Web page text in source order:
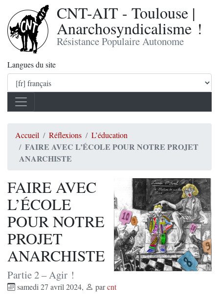
CNT-AIT - Toulouse |
Anarchosyndicalisme !
Résistance Populaire Autonome
Langues du site
Accueil Réflexions L’éducation
FAIRE AVEC L’ÉCOLE POUR NOTRE PROJET
ANARCHISTE
FAIRE AVEC
L’ÉCOLE
POUR NOTRE
PROJET
ANARCHISTE
Partie 2 – Agir !
samedi 27 avril 2024, parcnt